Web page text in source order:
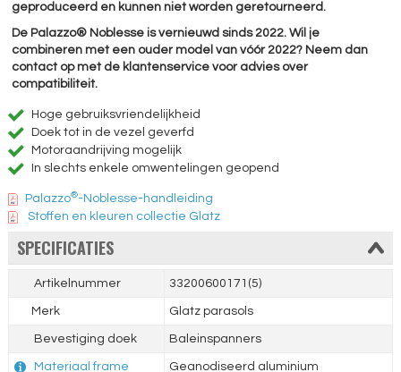
geproduceerd en kunnen niet worden geretourneerd.
De Palazzo® Noblesse is vernieuwd sinds 2022. Wil je
combineren met een ouder model van vóór 2022? Neem dan
contact op met de klantenservice voor advies over
compatibiliteit.
Hoge gebruiksvriendelijkheid
Doek tot in de vezel geverfd
Motoraandrijving mogelijk
In slechts enkele omwentelingen geopend
Palazzo®-Noblesse-handleiding
Stoffen en kleuren collectie Glatz
SPECIFICATIES
Artikelnummer 33200600171(5)
Merk Glatz parasols
Bevestiging doek Baleinspanners
Materiaal frame Geanodiseerd aluminium